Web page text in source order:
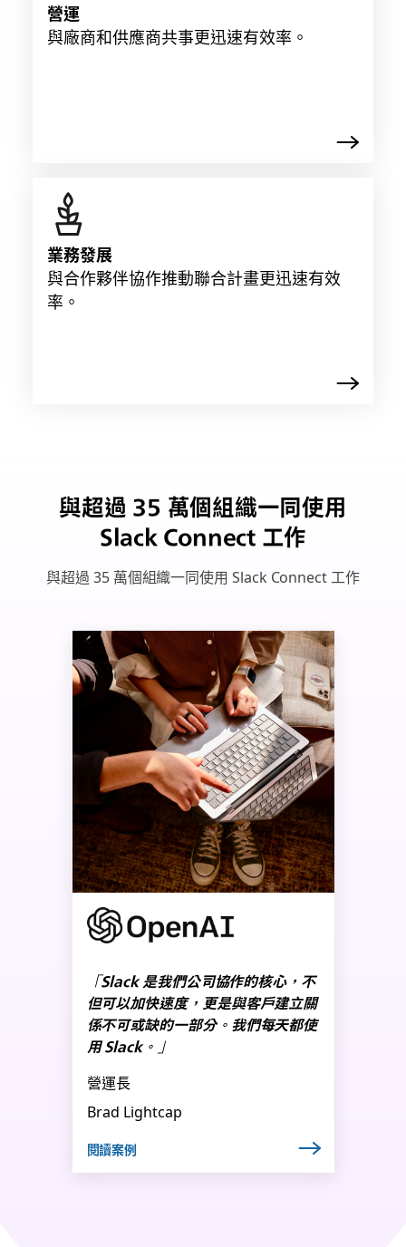
營運
與廠商和供應商共事更迅速有效率。
業務發展
與合作夥伴協作推動聯合計畫更迅速有效
率。
與超過 35 萬個組織一同使用
Slack Connect 工作
與超過 35 萬個組織一同使用 Slack Connect 工作
「Slack 是我們公司協作的核心，不
但可以加快速度，更是與客戶建立關
係不可或缺的一部分。我們每天都使
用 Slack。」
營運長
Brad Lightcap
閱讀案例